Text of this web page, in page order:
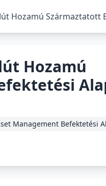
Hozamú Származtatott
Hozamú
Management Befektetési